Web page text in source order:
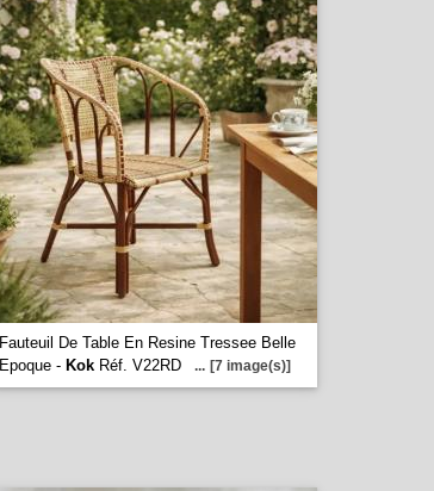
Fauteuil De Table En Resine Tressee Belle
Epoque - Kok Réf. V22RD ... [7 image(s)]